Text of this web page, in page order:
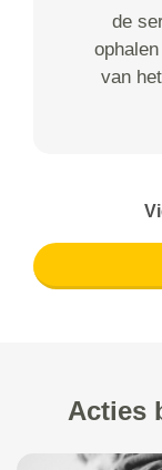
de
van
Acties